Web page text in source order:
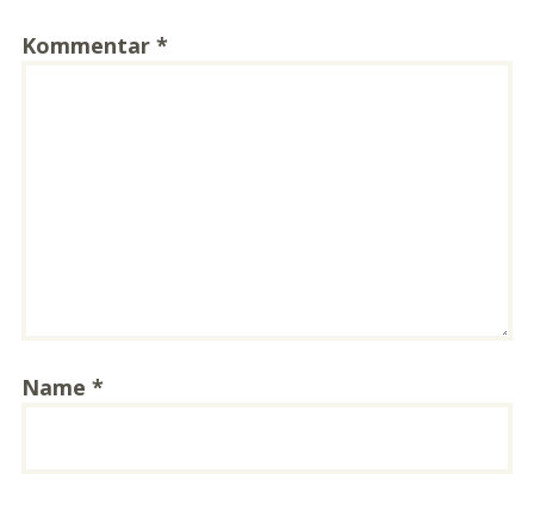
Kommentar *
Name *